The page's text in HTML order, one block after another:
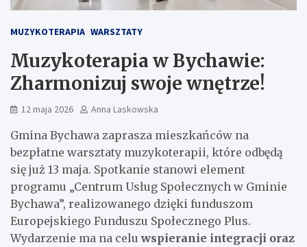
MUZYKOTERAPIA WARSZTATY
Muzykoterapia w Bychawie:
Zharmonizuj swoje wnętrze!
12 maja 2026 Anna Laskowska
Gmina Bychawa zaprasza mieszkańców na
bezpłatne warsztaty muzykoterapii, które odbędą
się już 13 maja. Spotkanie stanowi element
programu „Centrum Usług Społecznych w Gminie
Bychawa”, realizowanego dzięki funduszom
Europejskiego Funduszu Społecznego Plus.
Wydarzenie ma na celuwspieranie integracji oraz